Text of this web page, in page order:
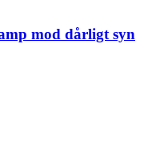
mod dårligt syn